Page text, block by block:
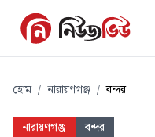
হোম / নারায়ণগঞ্জ / বন্দর
নারায়ণগঞ্জ বন্দর